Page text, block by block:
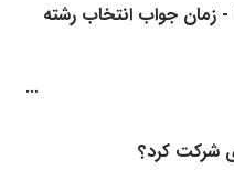
اعلام نتایج نهایی کنکور ارشد 1404 - زمان جواب انتخاب رشته
شرکت کرد؟